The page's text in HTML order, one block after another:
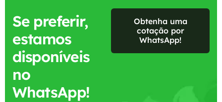
Se preferir,
estamos
disponíveis
no
WhatsApp!
Obtenha uma
cotação por
WhatsApp!